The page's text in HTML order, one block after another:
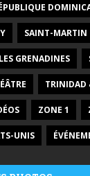
SAINT-MARTIN
GRENADINES
TRINIDAD
ZONE 1
UNIS